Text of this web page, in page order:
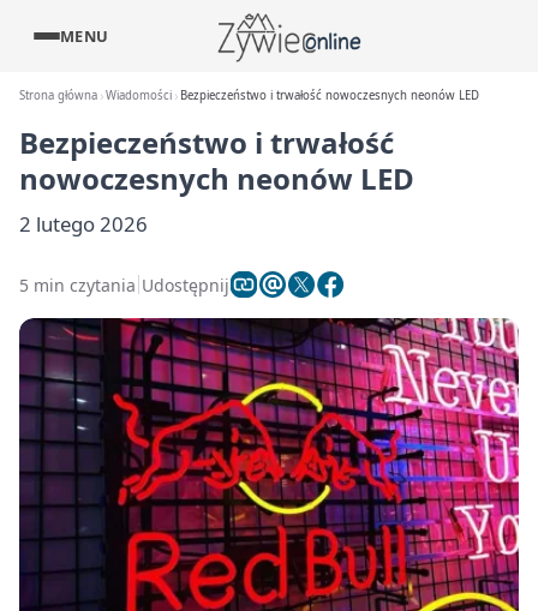
MENU
Strona główna Wiadomości Bezpieczeństwo i trwałość nowoczesnych neonów LED
Bezpieczeństwo i trwałość
nowoczesnych neonów LED
2 lutego 2026
5 min czytania Udostępnij